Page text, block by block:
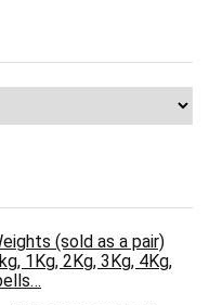
(sold as a pair)
1Kg, 2Kg, 3Kg, 4Kg,